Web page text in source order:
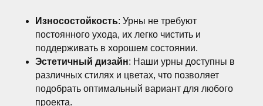
Износостойкость: Урны не требуют
постоянного ухода, их легко чистить и
поддерживать в хорошем состоянии.
Эстетичный дизайн: Наши урны доступны в
различных стилях и цветах, что позволяет
подобрать оптимальный вариант для любого
проекта.